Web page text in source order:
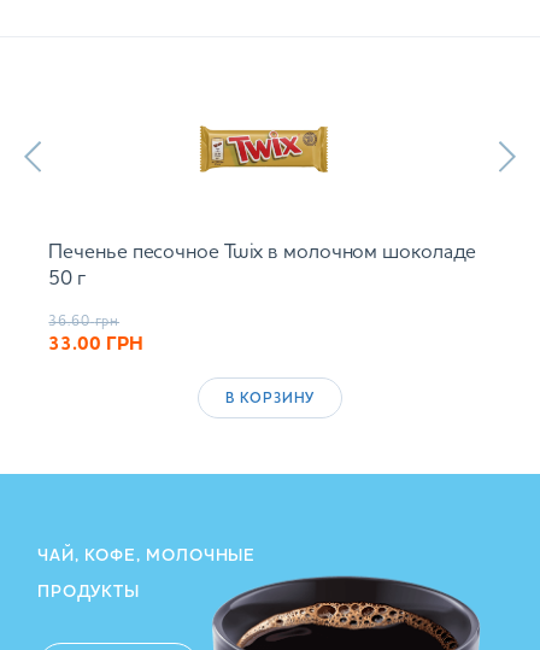
Печенье песочное Twix в молочном шоколаде
50 г
36.60 грн
33.00 ГРН
В КОРЗИНУ
ЧАЙ, КОФЕ, МОЛОЧНЫЕ
ПРОДУКТЫ